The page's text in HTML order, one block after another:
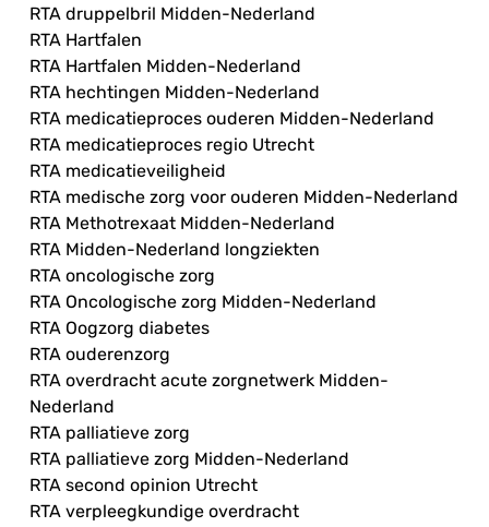
RTA druppelbril Midden-Nederland
RTA Hartfalen
RTA Hartfalen Midden-Nederland
RTA hechtingen Midden-Nederland
RTA medicatieproces ouderen Midden-Nederland
RTA medicatieproces regio Utrecht
RTA medicatieveiligheid
RTA medische zorg voor ouderen Midden-Nederland
RTA Methotrexaat Midden-Nederland
RTA Midden-Nederland longziekten
RTA oncologische zorg
RTA Oncologische zorg Midden-Nederland
RTA Oogzorg diabetes
RTA ouderenzorg
RTA overdracht acute zorgnetwerk Midden-
Nederland
RTA palliatieve zorg
RTA palliatieve zorg Midden-Nederland
RTA second opinion Utrecht
RTA verpleegkundige overdracht